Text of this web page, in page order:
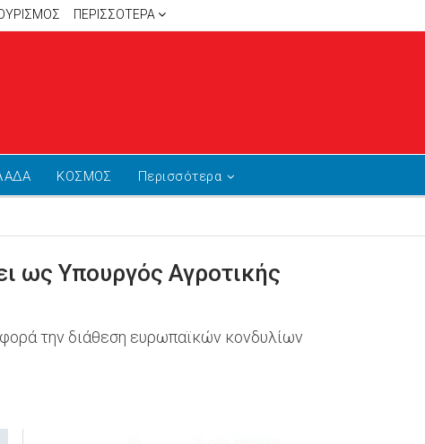
ΠΕΡΙΣΣΌΤΕΡΑ
ΚΟΣΜΟΣ Περισσότερα
ως Υπουργός Αγροτικής
την διάθεση ευρωπαϊκών κονδυλίων